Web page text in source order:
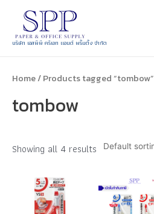
บริษัท เอสพีพี ครีเอท แอนด์ พริ้นติ้ง จำกัด
Home/ Products tagged “tombow”
tombow
Showing all 4 results